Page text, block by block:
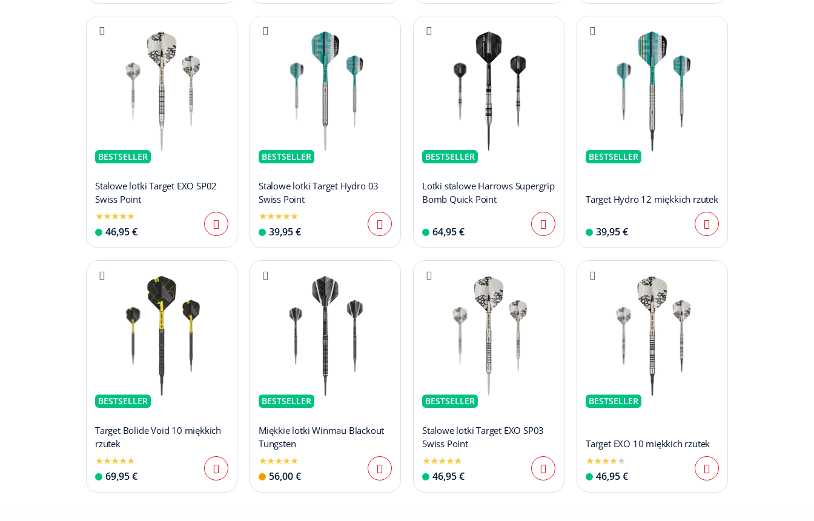
BESTSELLER
Stalowe lotki Target EXO SP02
Swiss Point
46,95 €
BESTSELLER
Stalowe lotki Target Hydro 03
Swiss Point
39,95 €
BESTSELLER
Lotki stalowe Harrows Supergrip
Bomb Quick Point
64,95 €
BESTSELLER
Target Hydro 12 miękkich rzutek
39,95 €
BESTSELLER
Target Bolide Void 10 miękkich
rzutek
69,95 €
BESTSELLER
Miękkie lotki Winmau Blackout
Tungsten
56,00 €
BESTSELLER
Stalowe lotki Target EXO SP03
Swiss Point
46,95 €
BESTSELLER
Target EXO 10 miękkich rzutek
46,95 €